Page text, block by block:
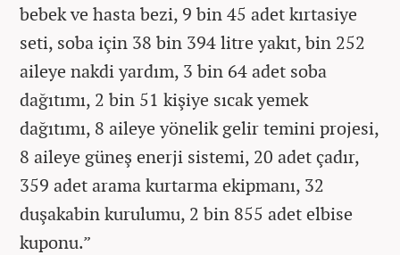
bebek ve hasta bezi, 9 bin 45 adet kırtasiye
seti, soba için 38 bin 394 litre yakıt, bin 252
aileye nakdi yardım, 3 bin 64 adet soba
dağıtımı, 2 bin 51 kişiye sıcak yemek
dağıtımı, 8 aileye yönelik gelir temini projesi,
8 aileye güneş enerji sistemi, 20 adet çadır,
359 adet arama kurtarma ekipmanı, 32
duşakabin kurulumu, 2 bin 855 adet elbise
kuponu.”